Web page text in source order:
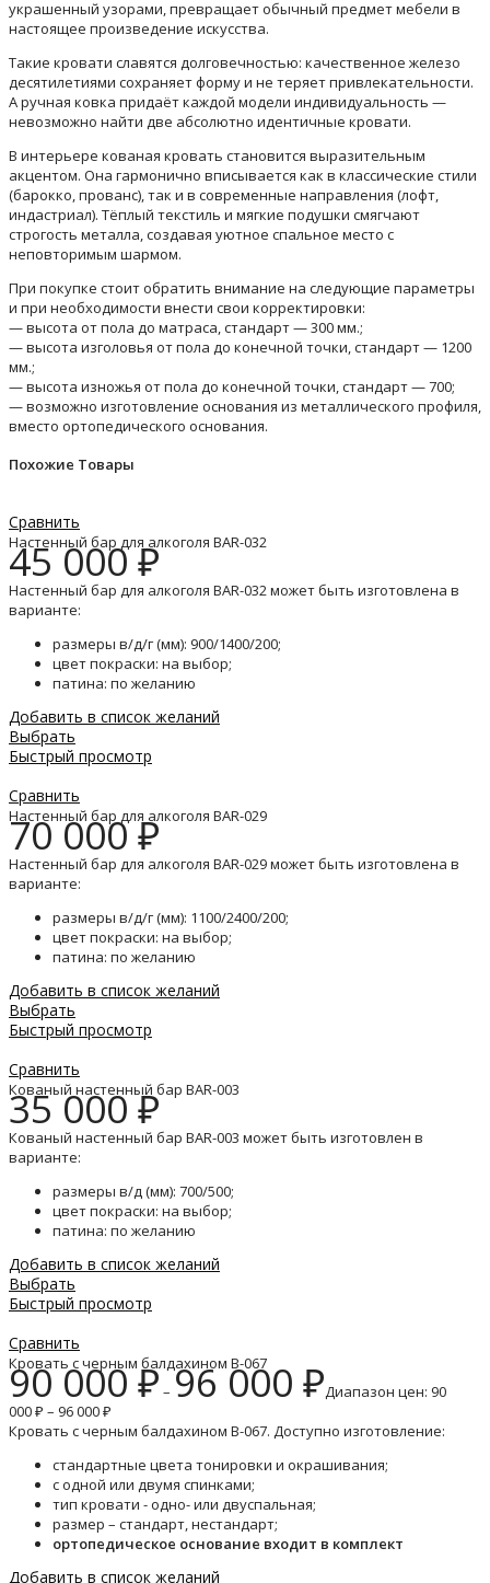
украшенный узорами, превращает обычный предмет мебели в
настоящее произведение искусства.
Такие кровати славятся долговечностью: качественное железо
десятилетиями сохраняет форму и не теряет привлекательности.
А ручная ковка придаёт каждой модели индивидуальность —
невозможно найти две абсолютно идентичные кровати.
В интерьере кованая кровать становится выразительным
акцентом. Она гармонично вписывается как в классические стили
(барокко, прованс), так и в современные направления (лофт,
индастриал). Тёплый текстиль и мягкие подушки смягчают
строгость металла, создавая уютное спальное место с
неповторимым шармом.
При покупке стоит обратить внимание на следующие параметры
и при необходимости внести свои корректировки:
— высота от пола до матраса, стандарт — 300 мм.;
— высота изголовья от пола до конечной точки, стандарт — 1200
мм.;
— высота изножья от пола до конечной точки, стандарт — 700;
— возможно изготовление основания из металлического профиля,
вместо ортопедического основания.
Похожие Товары
Сравнить
Настенный бар для алкоголя BAR-032
45 000₽
Настенный бар для алкоголя BAR-032 может быть изготовлена в
варианте:
размеры в/д/г (мм): 900/1400/200;
цвет покраски: на выбор;
патина: по желанию
Добавить в список желаний
Выбрать
Быстрый просмотр
Сравнить
Настенный бар для алкоголя BAR-029
70 000₽
Настенный бар для алкоголя BAR-029 может быть изготовлена в
варианте:
размеры в/д/г (мм): 1100/2400/200;
цвет покраски: на выбор;
патина: по желанию
Добавить в список желаний
Выбрать
Быстрый просмотр
Сравнить
Кованый настенный бар BAR-003
35 000₽
Кованый настенный бар BAR-003 может быть изготовлен в
варианте:
размеры в/д (мм): 700/500;
цвет покраски: на выбор;
патина: по желанию
Добавить в список желаний
Выбрать
Быстрый просмотр
Сравнить
Кровать с черным балдахином B-067
90 000₽– 96 000 ₽Диапазон цен: 90
000 ₽ – 96 000 ₽
Кровать с черным балдахином B-067. Доступно изготовление:
стандартные цвета тонировки и окрашивания;
с одной или двумя спинками;
тип кровати - одно- или двуспальная;
размер – стандарт, нестандарт;
ортопедическое основание входит в комплект
Добавить в список желаний